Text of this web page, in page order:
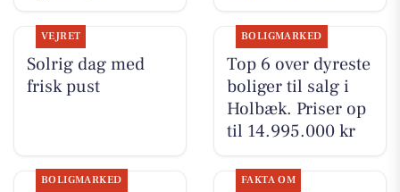
VEJRET
Solrig dag med
frisk pust
BOLIGMARKED
Top 6 over dyreste
boliger til salg i
Holbæk. Priser op
til 14.995.000 kr
BOLIGMARKED FAKTA OM